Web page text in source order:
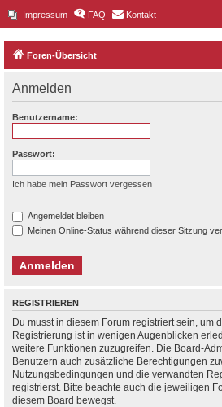
Impressum FAQ Kontakt
Foren-Übersicht
Anmelden
Benutzername:
Passwort:
Ich habe mein Passwort vergessen
Angemeldet bleiben
Meinen Online-Status während dieser Sitzung
REGISTRIEREN
Du musst in diesem Forum registriert sein, um
Registrierung ist in wenigen Augenblicken
weitere Funktionen zuzugreifen. Die Board-
Benutzern auch zusätzliche Berechtigungen
Nutzungsbedingungen und die verwandten
registrierst. Bitte beachte auch die jeweiligen
diesem Board bewegst.